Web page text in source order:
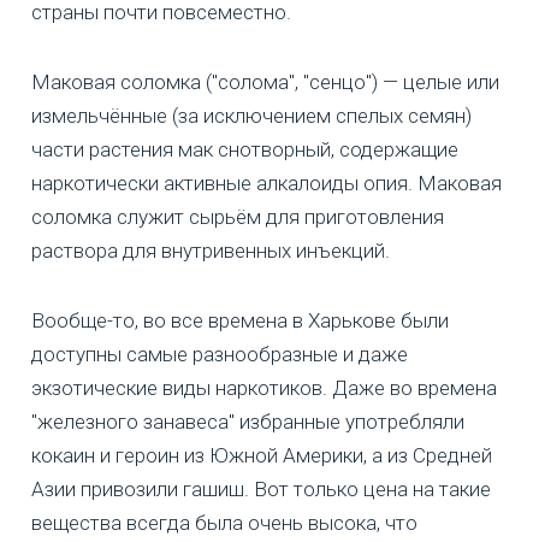
страны почти повсеместно.
Маковая соломка ("солома", "сенцо") — целые или
измельчённые (за исключением спелых семян)
части растения мак снотворный, содержащие
наркотически активные алкалоиды опия. Маковая
соломка служит сырьём для приготовления
раствора для внутривенных инъекций.
Вообще-то, во все времена в Харькове были
доступны самые разнообразные и даже
экзотические виды наркотиков. Даже во времена
"железного занавеса" избранные употребляли
кокаин и героин из Южной Америки, а из Средней
Азии привозили гашиш. Вот только цена на такие
вещества всегда была очень высока, что